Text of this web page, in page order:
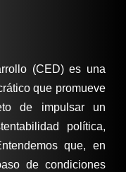
(CED) es una
que promueve
de impulsar un
política,
que, en
de condiciones